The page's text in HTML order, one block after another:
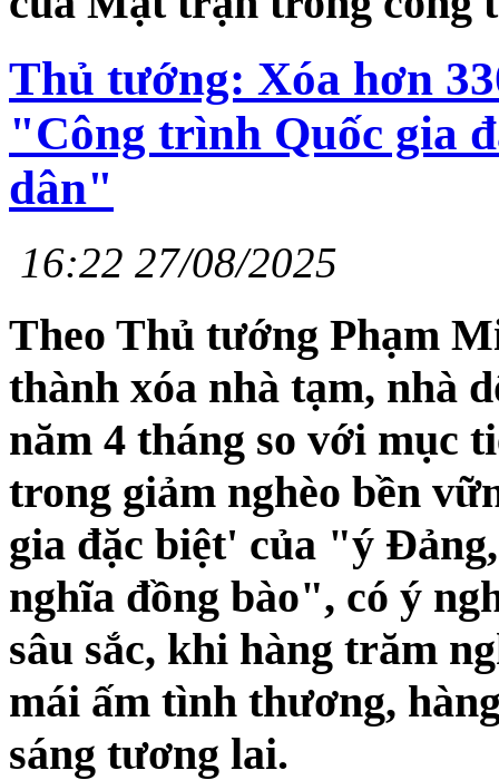
Thủ tướng: Xóa hơn
"Công trình Quốc gia
dân"
16:22 27/08/2025
Theo Thủ tướng Phạm
thành xóa nhà tạm, nhà
năm 4 tháng so với mục
trong giảm nghèo bền
gia đặc biệt' của "ý
nghĩa đồng bào", có ý
sâu sắc, khi hàng trăm
mái ấm tình thương,
sáng tương lai.